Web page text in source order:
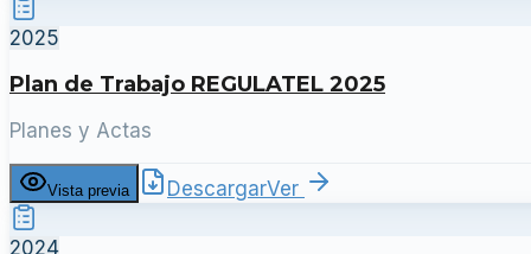
2025
Plan de Trabajo REGULATEL 2025
Planes y Actas
Vista previa DescargarVer
2024